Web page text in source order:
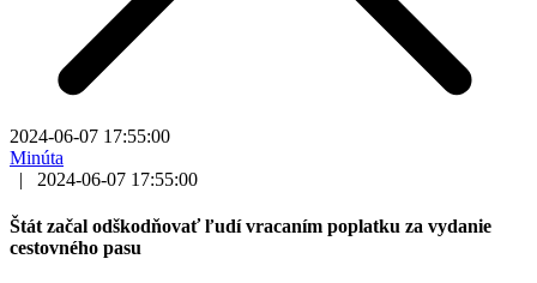
2024-06-07 17:55:00
Minúta
|
2024-06-07 17:55:00
Štát začal odškodňovať ľudí vracaním poplatku za vydanie
cestovného pasu